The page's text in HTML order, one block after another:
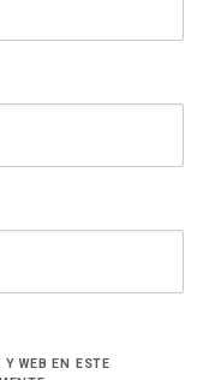
WEB EN ESTE